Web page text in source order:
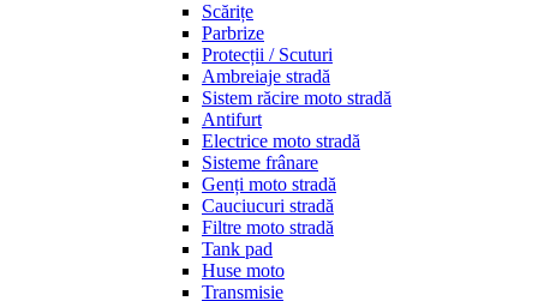
Scărițe
Parbrize
Protecții / Scuturi
Ambreiaje stradă
Sistem răcire moto stradă
Antifurt
Electrice moto stradă
Sisteme frânare
Genți moto stradă
Cauciucuri stradă
Filtre moto stradă
Tank pad
Huse moto
Transmisie